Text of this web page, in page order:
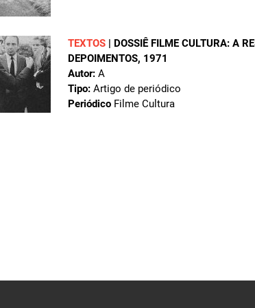
TEXTOS | DOSSIÊ FILME CULTURA: A
DEPOIMENTOS, 1971
Autor: A
Tipo: Artigo de periódico
Periódico Filme Cultura